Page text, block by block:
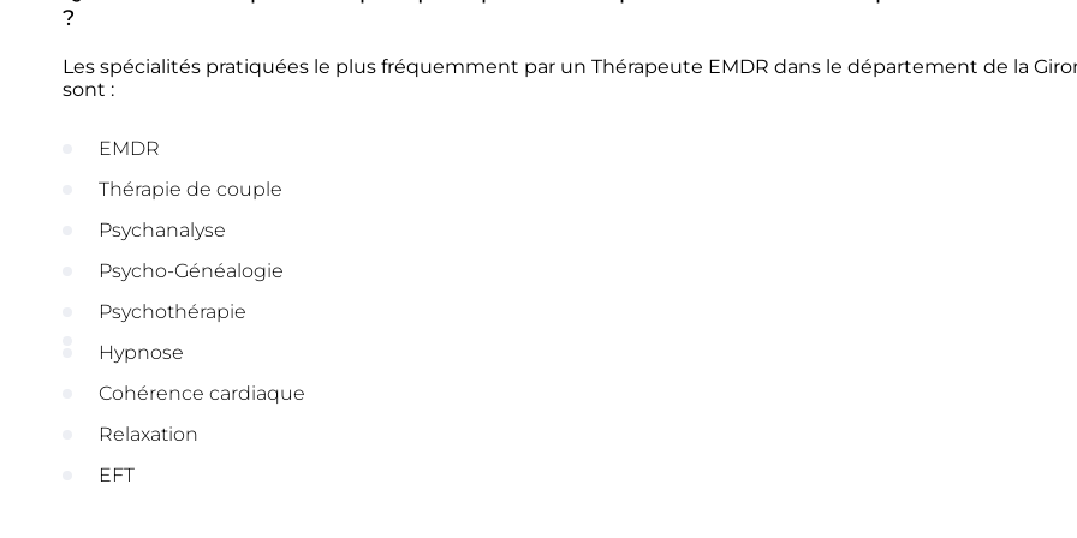
?
Les spécialités pratiquées le plus fréquemment par un Thérapeute EMDR dans le département de la
sont :
EMDR
Thérapie de couple
Psychanalyse
Psycho-Généalogie
Psychothérapie
Hypnose
Cohérence cardiaque
Relaxation
EFT